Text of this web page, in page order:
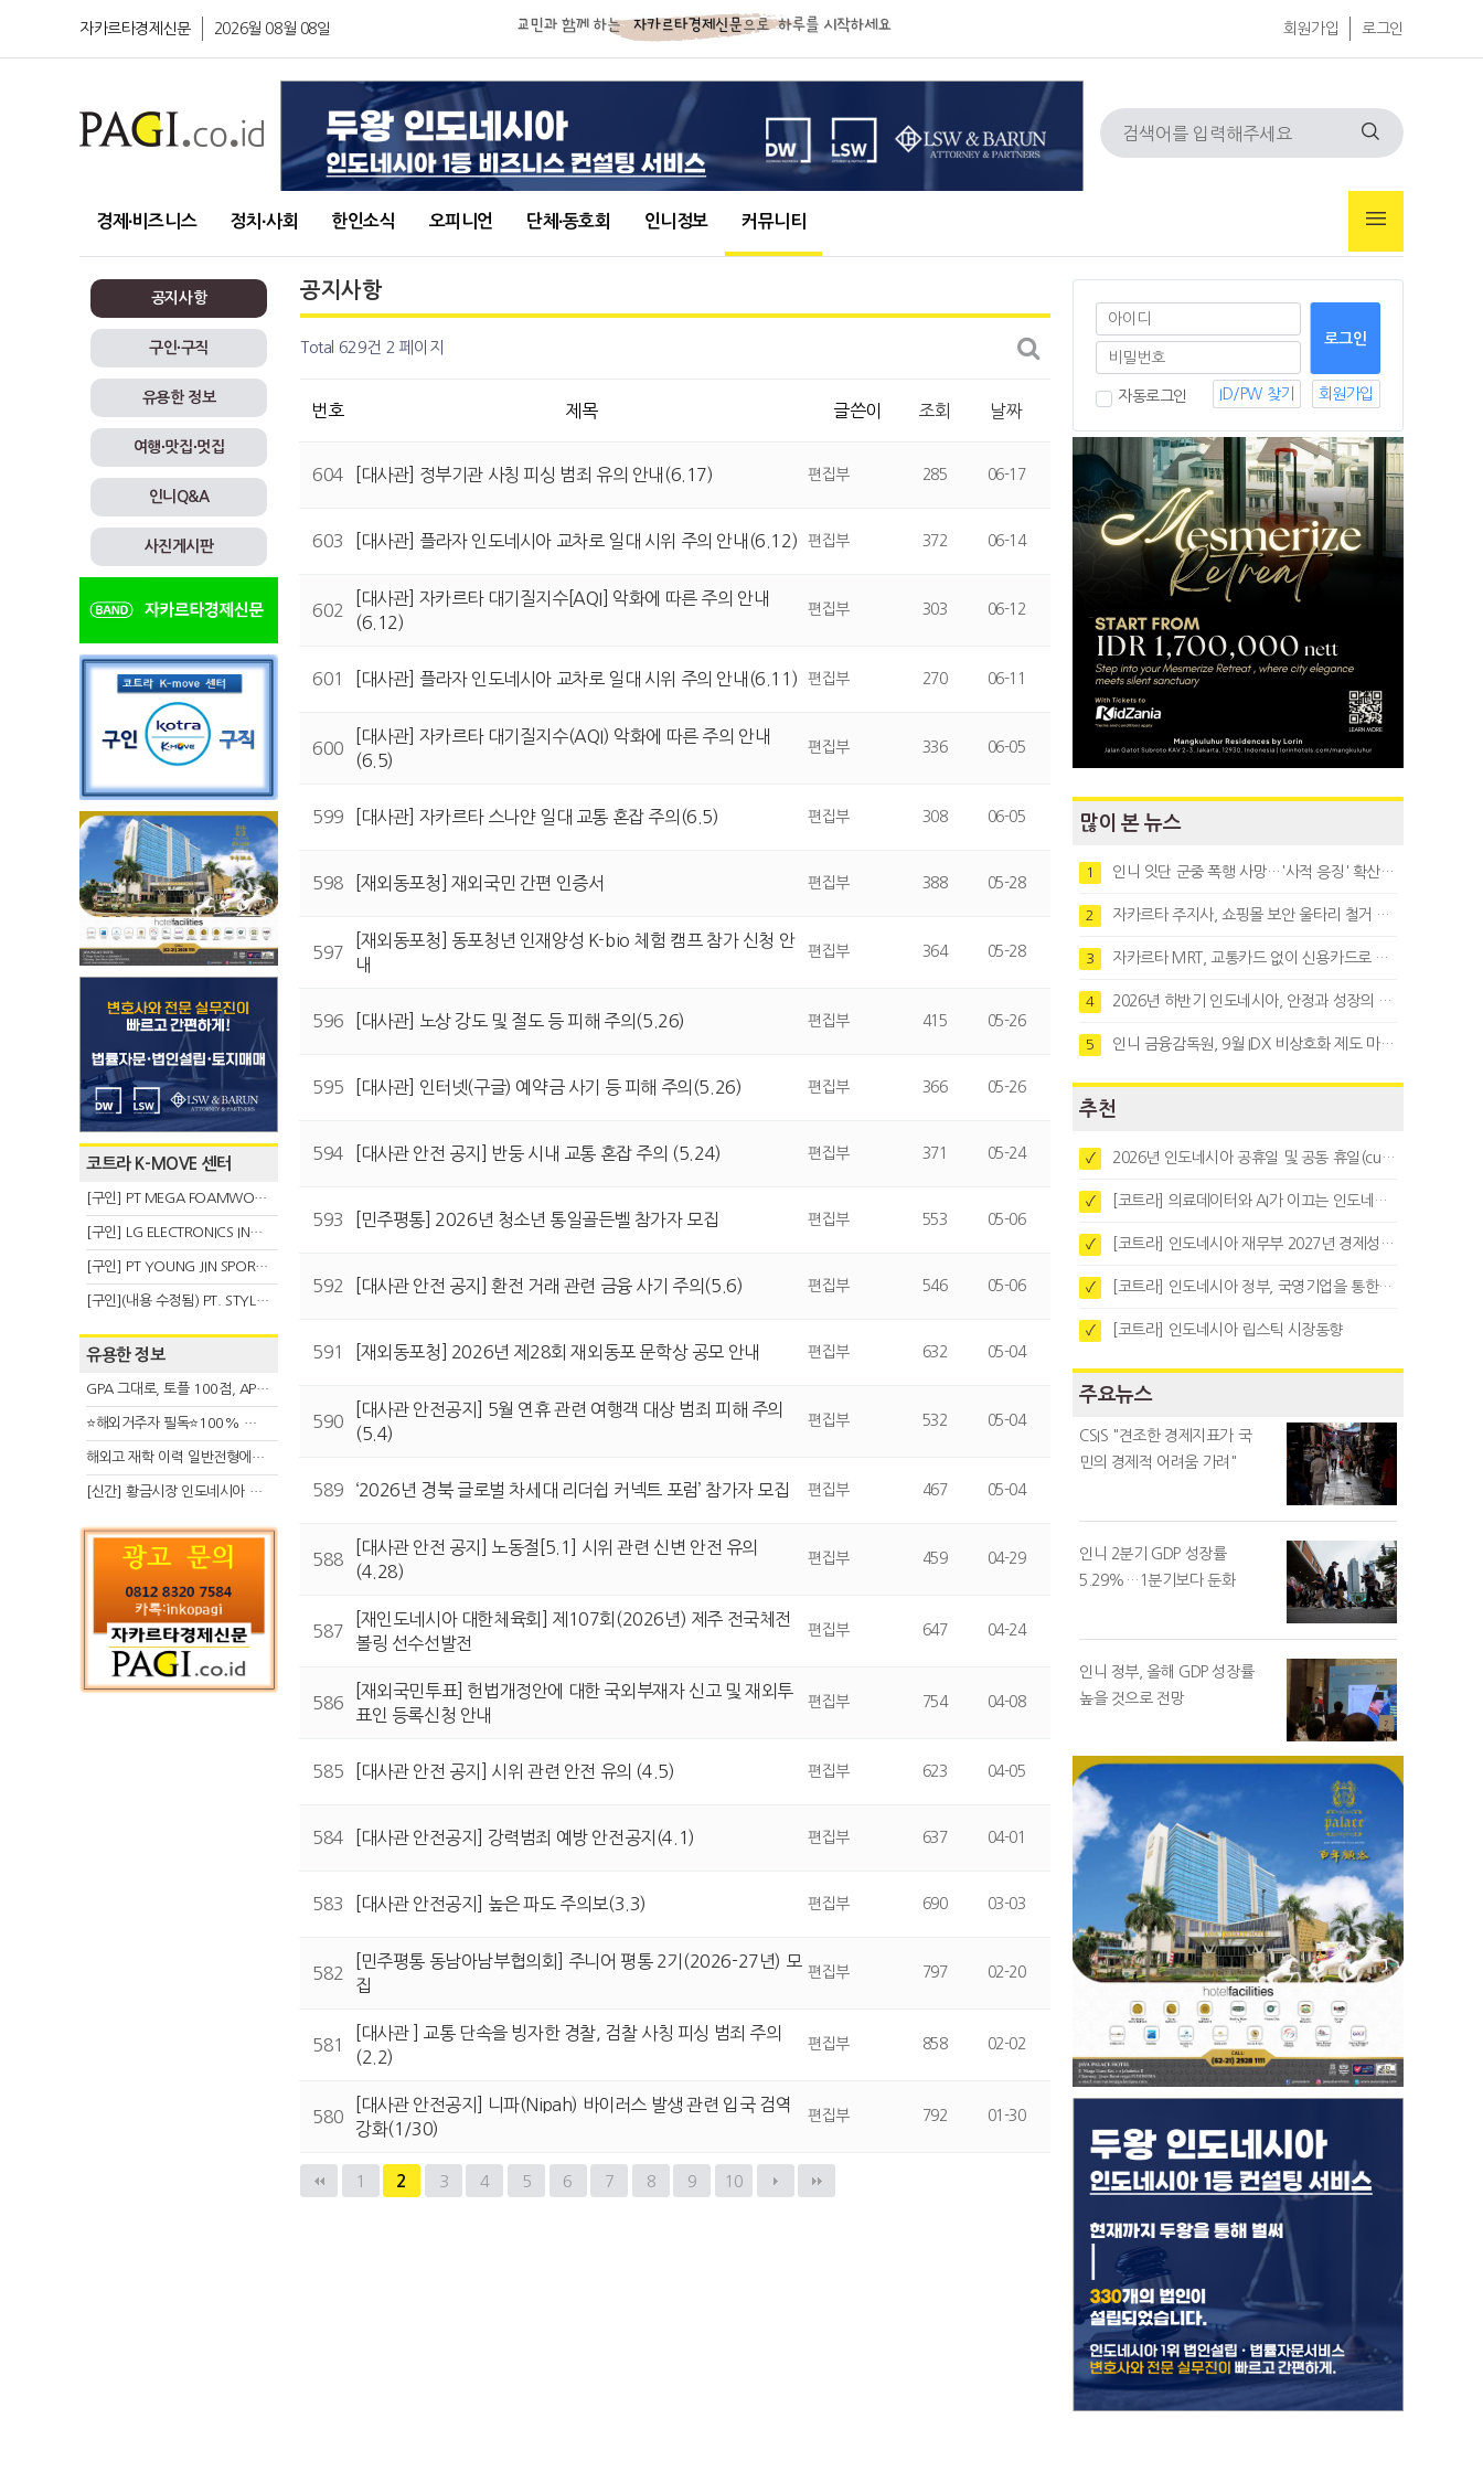
자카르타경제신문 2026월 08월 08일 회원가입 로그인
경제∙비즈니스 정치∙사회 한인소식 오피니언 단체∙동호회 인니정보 커뮤니티
공지사항
구인∙구직
유용한 정보
여행∙맛집∙멋집
인니Q&A
사진게시판
코트라 K-MOVE 센터
[구인] PT MEGA FOAMWORKS INDONESIA
[구인] LG ELECTRONICS INDONESIA
[구인] PT YOUNG JIN SPORT INDONESIA
[구인](내용 수정됨) PT. STYLE KOREAN INDONESIA (스타일 코리안 인도네시아)
유용한 정보
GPA 그대로, 토플 100점, AP 막막 — 원인은 하나입니다
⭐해외거주자 필독⭐100% 온라인 마지막 한국어교원 2급 추가모집 (~8/2)
해외고 재학 이력 일반전형에서 분명한 입시 강점 살리는 전략
[신간] 황금시장 인도네시아 슈퍼리치의 성공 수업
공지사항
Total 629건 2 페이지
번호 제목 글쓴이 조회 날짜
604 [대사관] 정부기관 사칭 피싱 범죄 유의 안내(6.17) 편집부 285 06-17
603 [대사관] 플라자 인도네시아 교차로 일대 시위 주의 안내(6.12) 편집부 372 06-14
602
[대사관] 자카르타 대기질지수[AQI] 악화에 따른 주의 안내
(6.12)
편집부 303 06-12
601 [대사관] 플라자 인도네시아 교차로 일대 시위 주의 안내(6.11) 편집부 270 06-11
600
[대사관] 자카르타 대기질지수(AQI) 악화에 따른 주의 안내
(6.5)
편집부 336 06-05
599 [대사관] 자카르타 스나얀 일대 교통 혼잡 주의(6.5) 편집부 308 06-05
598 [재외동포청] 재외국민 간편 인증서 편집부 388 05-28
597
[재외동포청] 동포청년 인재양성 K-bio 체험 캠프 참가 신청 안
내
편집부 364 05-28
596 [대사관] 노상 강도 및 절도 등 피해 주의(5.26) 편집부 415 05-26
595 [대사관] 인터넷(구글) 예약금 사기 등 피해 주의(5.26) 편집부 366 05-26
594 [대사관 안전 공지] 반둥 시내 교통 혼잡 주의 (5.24) 편집부 371 05-24
593 [민주평통] 2026년 청소년 통일골든벨 참가자 모집 편집부 553 05-06
592 [대사관 안전 공지] 환전 거래 관련 금융 사기 주의(5.6) 편집부 546 05-06
591 [재외동포청] 2026년 제28회 재외동포 문학상 공모 안내 편집부 632 05-04
590
[대사관 안전공지] 5월 연휴 관련 여행객 대상 범죄 피해 주의
(5.4)
편집부 532 05-04
589 ‘2026년 경북 글로벌 차세대 리더쉽 커넥트 포럼’ 참가자 모집 편집부 467 05-04
588
[대사관 안전 공지] 노동절[5.1] 시위 관련 신변 안전 유의
(4.28)
편집부 459 04-29
587
[재인도네시아 대한체육회] 제107회(2026년) 제주 전국체전
볼링 선수선발전
편집부 647 04-24
586
[재외국민투표] 헌법개정안에 대한 국외부재자 신고 및 재외투
표인 등록신청 안내
편집부 754 04-08
585 [대사관 안전 공지] 시위 관련 안전 유의 (4.5) 편집부 623 04-05
584 [대사관 안전공지] 강력범죄 예방 안전공지(4.1) 편집부 637 04-01
583 [대사관 안전공지] 높은 파도 주의보(3.3) 편집부 690 03-03
582
[민주평통 동남아남부협의회] 주니어 평통 2기(2026-27년) 모
집
편집부 797 02-20
581
[대사관 ] 교통 단속을 빙자한 경찰, 검찰 사칭 피싱 범죄 주의
(2.2)
편집부 858 02-02
580
[대사관 안전공지] 니파(Nipah) 바이러스 발생 관련 입국 검역
강화(1/30)
편집부 792 01-30
1 2 3 4 5 6 7 8 9 10
자동로그인 ID/PW 찾기 회원가입
많이 본 뉴스
1 인니 잇단 군중 폭행 사망…'사적 응징' 확산에 법치 우려
2 자카르타 주지사, 쇼핑몰 보안 울타리 철거 요청…"치안 문제없다"
3 자카르타 MRT, 교통카드 없이 신용카드로 바로 탄다
4 2026년 하반기 인도네시아, 안정과 성장의 시험대
5 인니 금융감독원, 9월 IDX 비상호화 제도 마련…주식회사 전환 본격화
추천
✓ 2026년 인도네시아 공휴일 및 공동 휴일(cuti bersama)
✓ [코트라] 의료데이터와 AI가 이끄는 인도네시아 디지털 헬스케어 시장 트렌드
✓ [코트라] 인도네시아 재무부 2027년 경제성장 전망 및 목표 발표
✓ [코트라] 인도네시아 정부, 국영기업을 통한 석탄·팜유·합금철 수출 중앙집중화 추진
✓ [코트라] 인도네시아 립스틱 시장동향
주요뉴스
CSIS "견조한 경제지표가 국
민의 경제적 어려움 가려"
인니 2분기 GDP 성장률
5.29%…1분기보다 둔화
인니 정부, 올해 GDP 성장률
높을 것으로 전망